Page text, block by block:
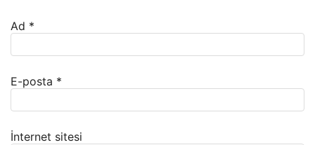
Ad *
E-posta *
İnternet sitesi